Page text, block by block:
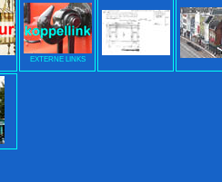
EXTERNE LINKS